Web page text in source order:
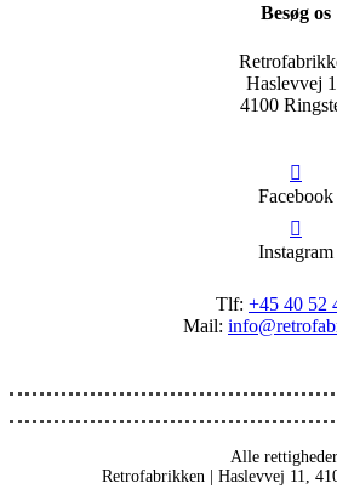
Besøg os
Haslevvej
4100
Facebook
Instagram
Tlf: +45 40 52
Mail:
Alle
Retrofabrikken | Haslevvej 11,